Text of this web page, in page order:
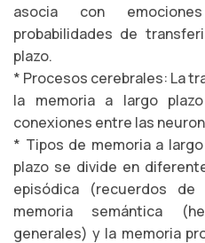
asocia con
probabilidades de
plazo.
* Procesos cerebrales: La
la memoria a largo
conexiones entre las
* Tipos de memoria a
plazo se divide en
episódica (recuerdos
memoria semántica
generales) y la memoria